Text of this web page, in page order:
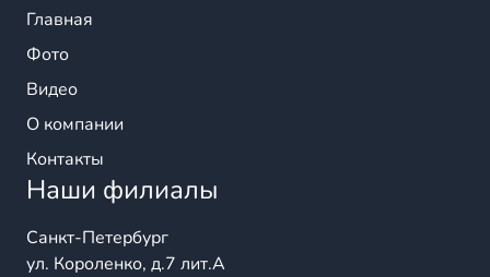
Главная
Фото
Видео
О компании
Контакты
Наши филиалы
Санкт-Петербург
ул. Короленко, д.7 лит.А